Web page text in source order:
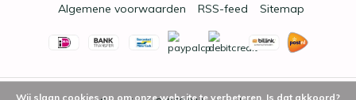
Algemene voorwaarden RSS-feed Sitemap
Wij slaan cookies op om onze website te verbeteren. Is dat akkoord?